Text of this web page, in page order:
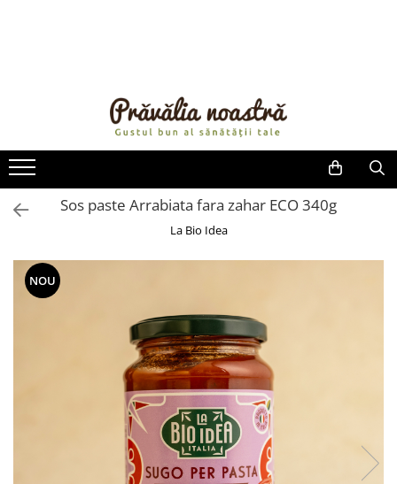
ULEIURI ȘI UNTURI
MĂSLINE
NUCI ȘI SEMINȚE
FRUCTE DESHIDRATATE
FRUCTE LA CONSERVĂ
OȚETURI ȘI SOSURI
FĂINĂ FĂRĂ GLUTEN
BĂUTURI / LAPTE VEGETAL
CREME ȘI PASTE TARTINABILE
Sos paste Arrabiata fara zahar ECO 340g
La Bio Idea
NOU